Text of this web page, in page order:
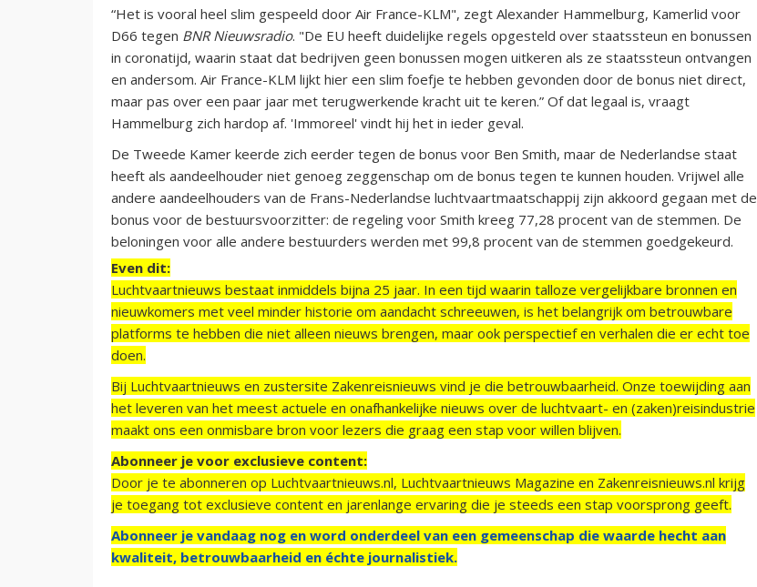
“Het is vooral heel slim gespeeld door Air France-KLM", zegt Alexander Hammelburg, Kamerlid voor
D66 tegen BNR Nieuwsradio. "De EU heeft duidelijke regels opgesteld over staatssteun en bonussen
in coronatijd, waarin staat dat bedrijven geen bonussen mogen uitkeren als ze staatssteun ontvangen
en andersom. Air France-KLM lijkt hier een slim foefje te hebben gevonden door de bonus niet direct,
maar pas over een paar jaar met terugwerkende kracht uit te keren.” Of dat legaal is, vraagt
Hammelburg zich hardop af. 'Immoreel' vindt hij het in ieder geval.
De Tweede Kamer keerde zich eerder tegen de bonus voor Ben Smith, maar de Nederlandse staat
heeft als aandeelhouder niet genoeg zeggenschap om de bonus tegen te kunnen houden. Vrijwel alle
andere aandeelhouders van de Frans-Nederlandse luchtvaartmaatschappij zijn akkoord gegaan met de
bonus voor de bestuursvoorzitter: de regeling voor Smith kreeg 77,28 procent van de stemmen. De
beloningen voor alle andere bestuurders werden met 99,8 procent van de stemmen goedgekeurd.
Even dit:
Luchtvaartnieuws bestaat inmiddels bijna 25 jaar. In een tijd waarin talloze vergelijkbare bronnen en
nieuwkomers met veel minder historie om aandacht schreeuwen, is het belangrijk om betrouwbare
platforms te hebben die niet alleen nieuws brengen, maar ook perspectief en verhalen die er echt toe
doen.
Bij Luchtvaartnieuws en zustersite Zakenreisnieuws vind je die betrouwbaarheid. Onze toewijding aan
het leveren van het meest actuele en onafhankelijke nieuws over de luchtvaart- en (zaken)reisindustrie
maakt ons een onmisbare bron voor lezers die graag een stap voor willen blijven.
Abonneer je voor exclusieve content:
Door je te abonneren op Luchtvaartnieuws.nl, Luchtvaartnieuws Magazine en Zakenreisnieuws.nl krijg
je toegang tot exclusieve content en jarenlange ervaring die je steeds een stap voorsprong geeft.
Abonneer je vandaag nog en word onderdeel van een gemeenschap die waarde hecht aan
kwaliteit, betrouwbaarheid en échte journalistiek.